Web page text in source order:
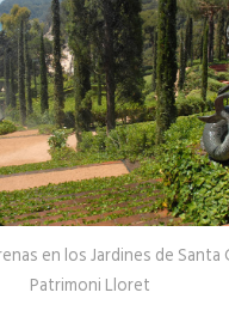
en los Jardines de
Patrimoni Lloret